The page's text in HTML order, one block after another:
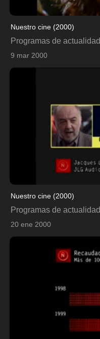
Nuestro cine (2000)
Programas de actualidad
9 mar 2000
Nuestro cine (2000)
Programas de actualidad
20 ene 2000